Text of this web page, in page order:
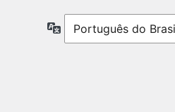
Idioma